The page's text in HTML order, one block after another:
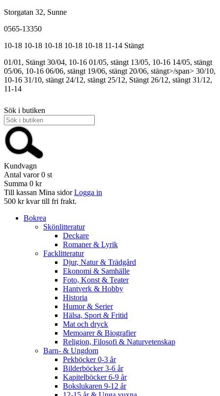
Storgatan 32, Sunne
0565-13350
10-18 10-18 10-18 10-18 10-18 11-14 Stängt
01/01, Stängt 30/04, 10-16 01/05, stängt 13/05, 10-16 14/05, stängt
05/06, 10-16 06/06, stängt 19/06, stängt 20/06, stängt>/span> 30/10,
10-16 31/10, stängt 24/12, stängt 25/12, Stängt 26/12, stängt 31/12,
11-14
Sök i butiken
Kundvagn
Antal varor 0 st
Summa 0 kr
Till kassan Mina sidor Logga in
500 kr kvar till fri frakt.
Bokrea
Skönlitteratur
Deckare
Romaner & Lyrik
Facklitteratur
Djur, Natur & Trädgård
Ekonomi & Samhälle
Foto, Konst & Teater
Hantverk & Hobby
Historia
Humor & Serier
Hälsa, Sport & Fritid
Mat och dryck
Memoarer & Biografier
Religion, Filosofi & Naturvetenskap
Barn- & Ungdom
Pekböcker 0-3 år
Bilderböcker 3-6 år
Kapitelböcker 6-9 år
Bokslukaren 9-12 år